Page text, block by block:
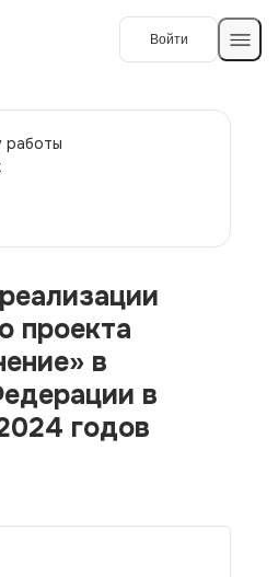
Войти
работы
проекта
в
в
годов